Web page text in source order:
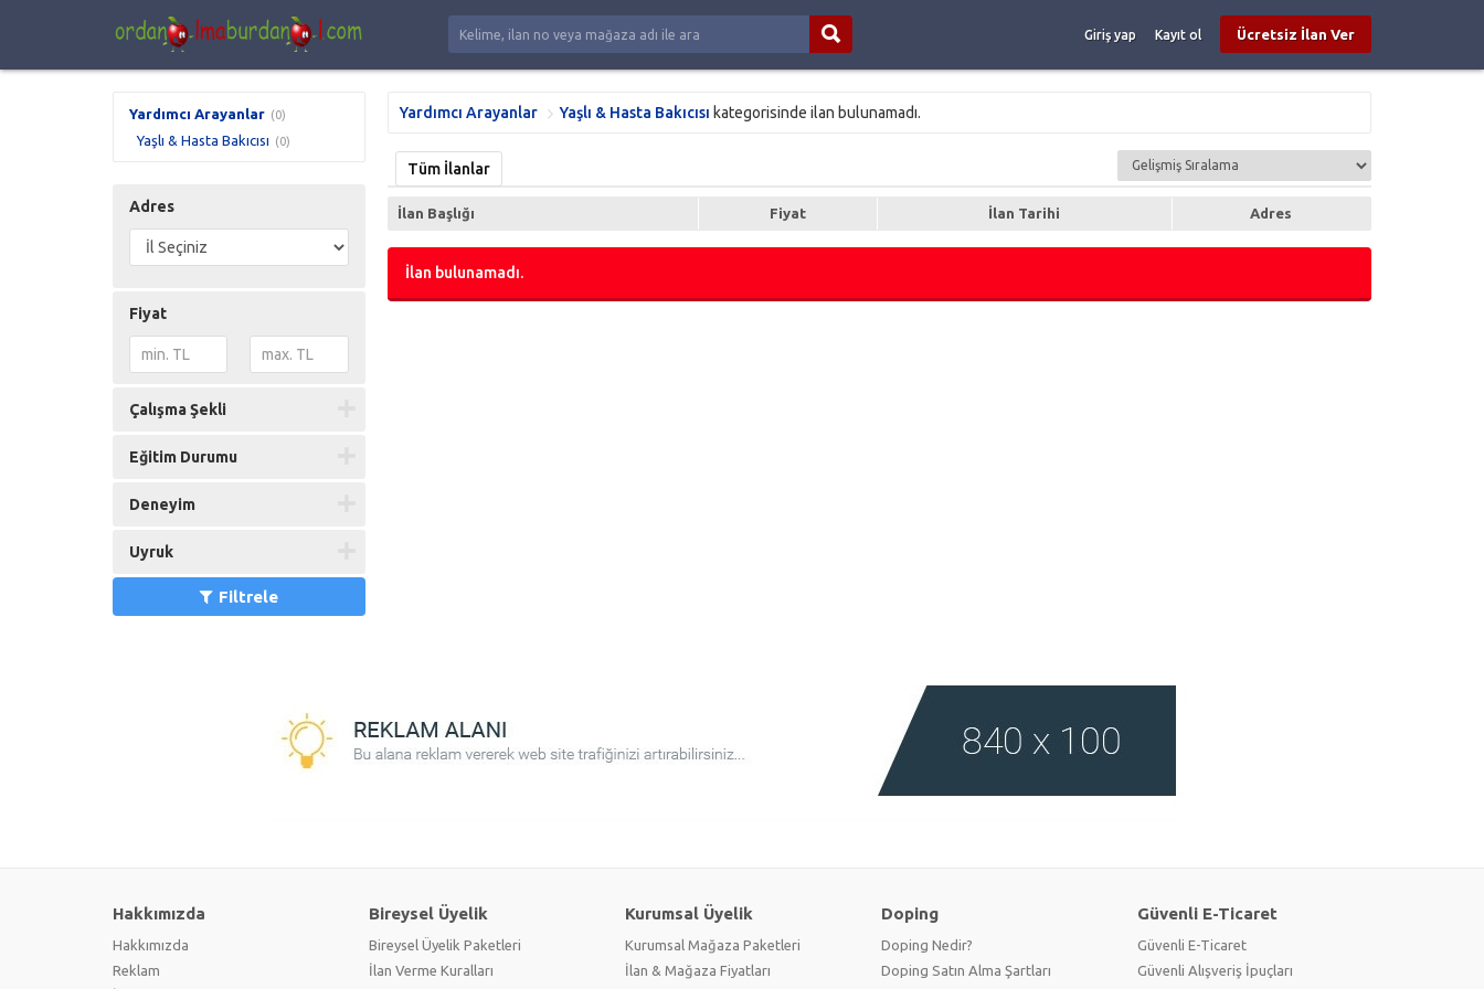
Giriş yap Kayıt ol Ücretsiz İlan Ver
Yardımcı Arayanlar (0)
Yaşlı & Hasta Bakıcısı (0)
Adres
Fiyat
Çalışma Şekli
Eğitim Durumu
Deneyim
Uyruk
Filtrele
Yardımcı Arayanlar Yaşlı & Hasta Bakıcısı kategorisinde ilan bulunamadı.
Tüm İlanlar
İlan Başlığı Fiyat İlan Tarihi Adres
İlan bulunamadı.
Hakkımızda
Hakkımızda
Reklam
Bireysel Üyelik
Bireysel Üyelik Paketleri
İlan Verme Kuralları
Kurumsal Üyelik
Kurumsal Mağaza Paketleri
İlan & Mağaza Fiyatları
Doping
Doping Nedir?
Doping Satın Alma Şartları
Güvenli E-Ticaret
Güvenli E-Ticaret
Güvenli Alışveriş İpuçları